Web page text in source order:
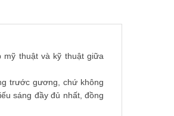
thuật và kỹ thuật giữa
trước gương, chứ không
sáng đầy đủ nhất, đồng